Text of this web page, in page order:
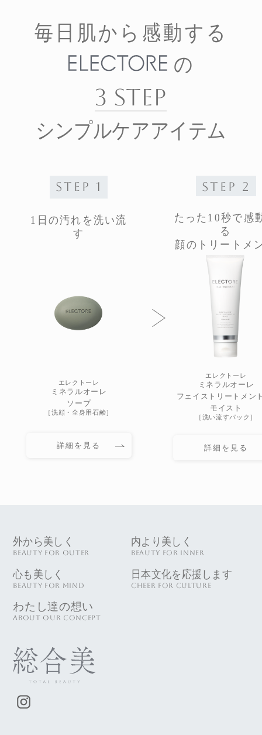
毎日肌から感動する
の
3 STEP
シンプルケアアイテム
STEP 1
1日の汚れを洗い流
す
エレクトーレ
ミネラルオーレ
ソープ
［洗顔・全身用石鹸］
詳細を見る
STEP 2
たった10秒で感
る
顔のトリートメ
エレクトーレ
ミネラルオーレ
フェイストリートメン
モイスト
［洗い流すパック］
詳細を見る
外から美しく
BEAUTY FOR OUTER
内より美しく
BEAUTY FOR INNER
心も美しく
BEAUTY FOR MIND
日本文化を応援します
CHEER FOR CULTURE
わたし達の想い
ABOUT OUR CONCEPT